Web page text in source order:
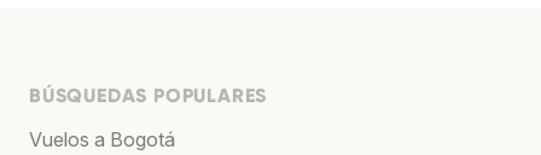
BÚSQUEDAS POPULARES
Vuelos a Bogotá